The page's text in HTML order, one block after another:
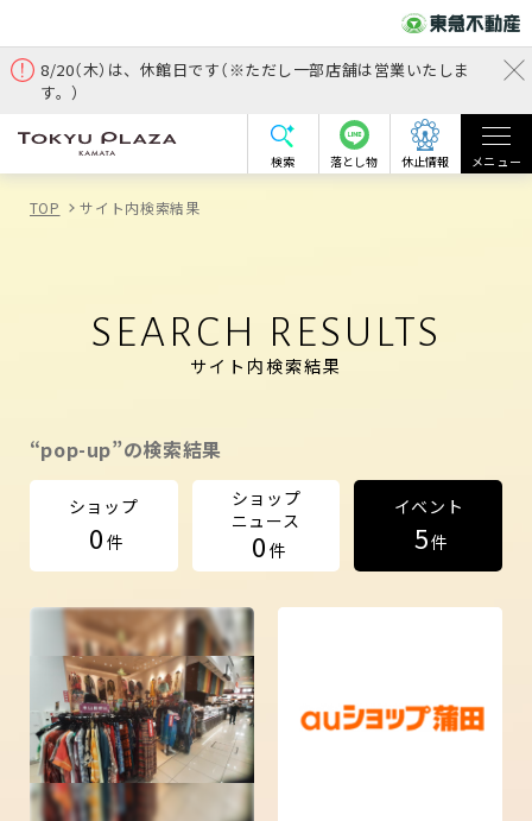
8/20（木）は、休館日です（※ただし一部店舗は営業いたしま
す。）
検索 落とし物 休止情報 メニュー
TOP サイト内検索結果
SEARCH RESULTS
サイト内検索結果
“pop-up”の検索結果
ショップ
0 件
ショップ
ニュース
0 件
イベント
5件